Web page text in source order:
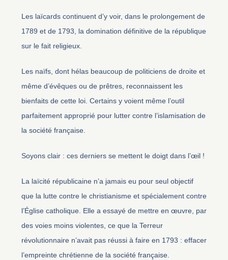
Les laïcards continuent d’y voir, dans le prolongement de
1789 et de 1793, la domination définitive de la république
sur le fait religieux.
Les naïfs, dont hélas beaucoup de politiciens de droite et
même d’évêques ou de prêtres, reconnaissent les
bienfaits de cette loi. Certains y voient même l’outil
parfaitement approprié pour lutter contre l’islamisation de
la société française.
Soyons clair : ces derniers se mettent le doigt dans l’œil !
La laïcité républicaine n’a jamais eu pour seul objectif
que la lutte contre le christianisme et spécialement contre
l’Église catholique. Elle a essayé de mettre en œuvre, par
des voies moins violentes, ce que la Terreur
révolutionnaire n’avait pas réussi à faire en 1793 : effacer
l’empreinte chrétienne de la société française.